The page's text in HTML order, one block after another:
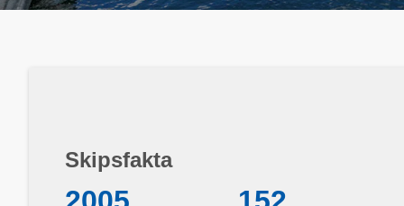
Skipsfakta